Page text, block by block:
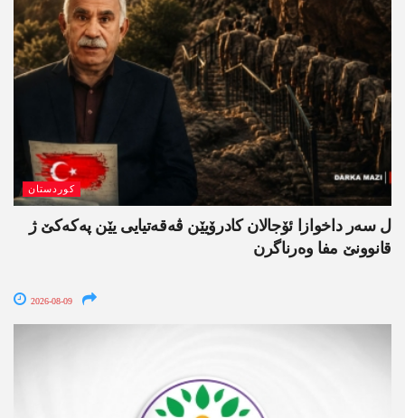
کوردستان
ل سەر داخوازا ئۆجالان کادرۆیێن ڤەقەتیایی یێن پەکەکێ ژ
قانوونێ مفا وەرناگرن
2026-08-09